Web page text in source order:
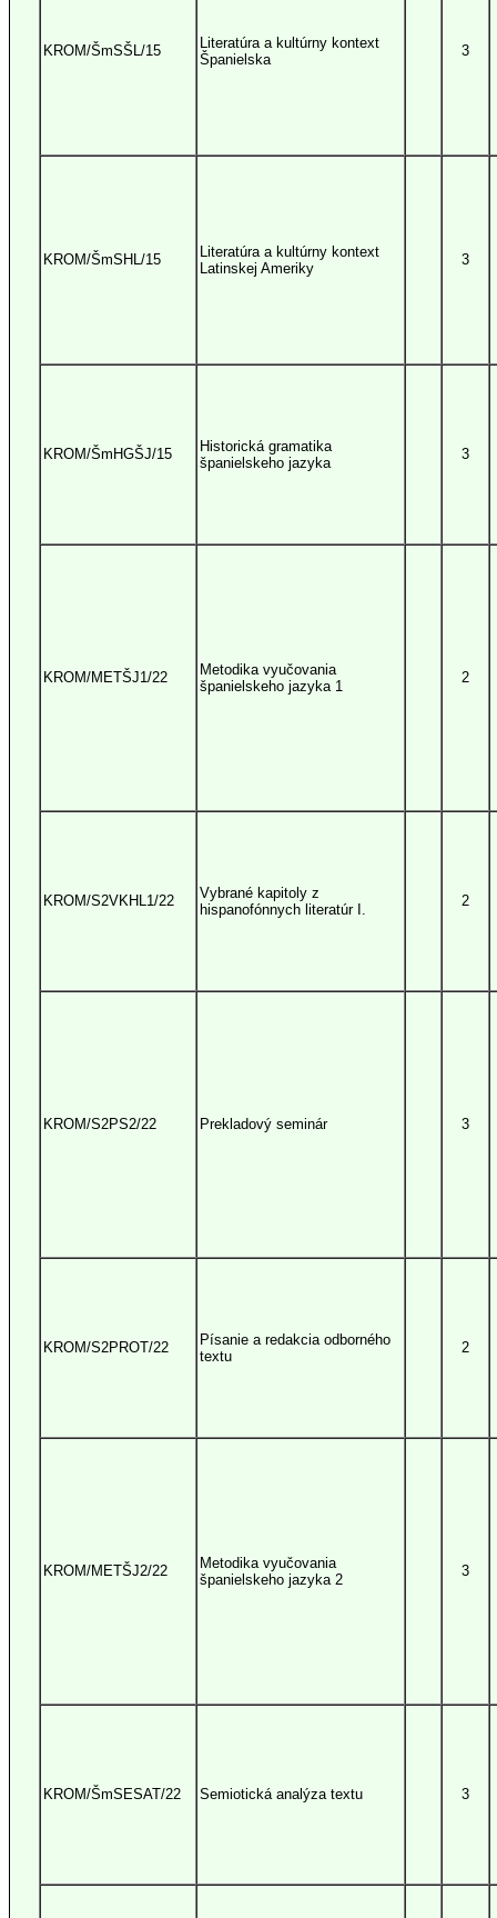
KROM/ŠmSŠL/15
Literatúra a kultúrny kontext
Španielska
3
KROM/ŠmSHL/15
Literatúra a kultúrny kontext
Latinskej Ameriky
3
KROM/ŠmHGŠJ/15
Historická gramatika
španielskeho jazyka
3
KROM/METŠJ1/22
Metodika vyučovania
španielskeho jazyka 1
2
KROM/S2VKHL1/22
Vybrané kapitoly z
hispanofónnych literatúr I.
2
KROM/S2PS2/22 Prekladový seminár 3
KROM/S2PROT/22
Písanie a redakcia odborného
textu
2
KROM/METŠJ2/22
Metodika vyučovania
španielskeho jazyka 2
3
KROM/ŠmSESAT/22 Semiotická analýza textu 3